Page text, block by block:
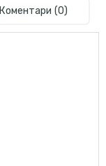
Коментари (0)